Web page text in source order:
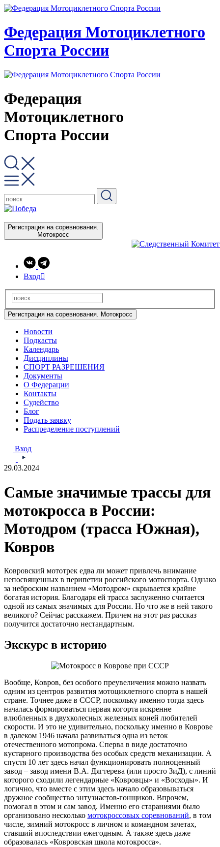
Федерация Мотоциклетного
Спорта России
Федерация
Мотоциклетного
Спорта России
Регистрация на соревнования.
Мотокросс
Вход
Регистрация на соревнования. Мотокросс
Новости
Подкасты
Календарь
Дисциплины
СПОРТ РАЗРЕШЕНИЯ
Документы
О Федерации
Контакты
Судейство
Блог
Подать заявку
Распределение поступлений
Вход
29.03.2024
Самые значимые трассы для
мотокросса в России:
Мотодром (трасса Южная),
Ковров
Ковровский мототрек едва ли может привлечь внимание
непосвященных в перипетии российского мотоспорта. Однако
за неброским названием «Мотодром» скрывается крайне
богатая история. Благодаря ей трасса заслуженно считается
одной из самых значимых для России. Но что же в ней такого
великого? Сейчас расскажем. Причем на этот раз рассказ
получится достаточно нестандартным.
Экскурс в историю
Вообще, Ковров, без особого преувеличения можно назвать
одним из центров развития мотоциклетного спорта в нашей
стране. Точнее даже в СССР, поскольку именно тогда здесь
началась формироваться первая когорта искренне
влюбленных в двухколесных железных коней любителей
скорости. И это не удивительно, поскольку именно в Коврове
в далеком 1946 начала развиваться одна из веток
отечественного мотопрома. Сперва в виде достаточно
кустарного производства без особых средств механизации. А
спустя 10 лет здесь начал функционировать полноценный
завод – завод имени В.А. Дягтерева (или просто ЗиД), с линий
которого сходили легендарные «Ковровцы» и «Восходы». И
логично, что вместе с этим здесь начало образовываться
дружное сообщество энтузиастов-гонщиков. Впрочем,
помогал в этом и сам завод. Именно его стараниями было
организовано несколько мотокроссовых соревнований, в том
числе, зимний мотокросс в личном и командном зачетах,
ставший впоследствии ежегодным. А также здесь даже
образовалась «Ковровская школа мотокросса».